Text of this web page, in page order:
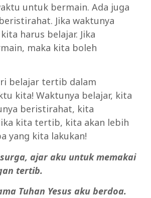
untuk bermain. Ada juga
Jika waktunya
harus belajar. Jika
maka kita boleh
belajar tertib dalam
kita! Waktunya belajar, kita
beristirahat, kita
kita tertib, kita akan lebih
yang kita lakukan!
ajar aku untuk memakai
tertib.
Tuhan Yesus aku berdoa.